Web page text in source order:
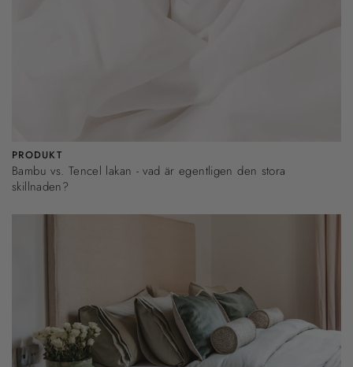
PRODUKT
Bambu vs. Tencel lakan - vad är egentligen den stora
skillnaden?